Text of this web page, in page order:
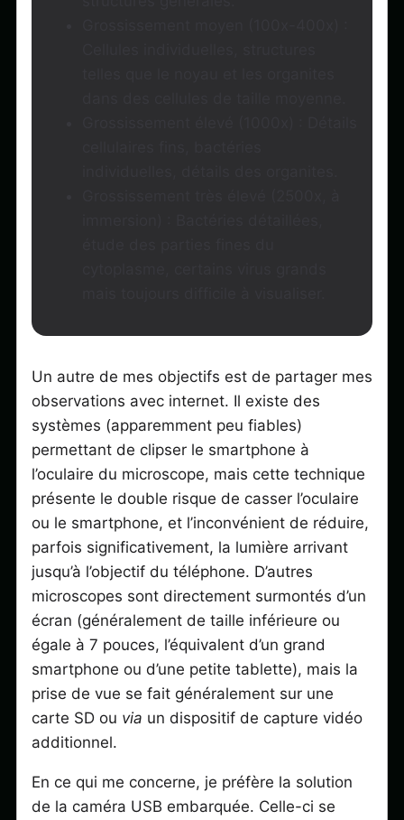
Un autre de mes objectifs est de partager mes
observations avec internet. Il existe des
systèmes (apparemment peu fiables)
permettant de clipser le smartphone à
l’oculaire du microscope, mais cette technique
présente le double risque de casser l’oculaire
ou le smartphone, et l’inconvénient de réduire,
parfois significativement, la lumière arrivant
jusqu’à l’objectif du téléphone. D’autres
microscopes sont directement surmontés d’un
écran (généralement de taille inférieure ou
égale à 7 pouces, l’équivalent d’un grand
smartphone ou d’une petite tablette), mais la
prise de vue se fait généralement sur une
carte SD ou via un dispositif de capture vidéo
additionnel.
En ce qui me concerne, je préfère la solution
de la caméra USB embarquée. Celle-ci se